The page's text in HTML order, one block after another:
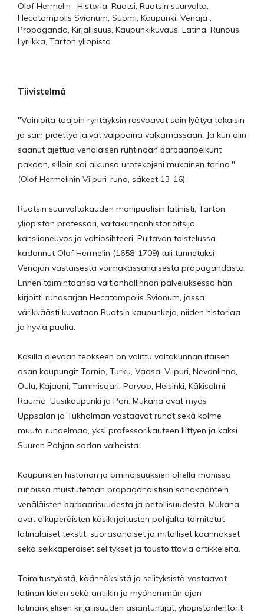
Olof Hermelin , Historia, Ruotsi, Ruotsin suurvalta,
Hecatompolis Svionum, Suomi, Kaupunki, Venäjä ,
Propaganda, Kirjallisuus, Kaupunkikuvaus, Latina, Runous,
Lyriikka, Tarton yliopisto
Tiivistelmä
"Vainioita taajoin ryntäyksin rosvoavat sain lyötyä takaisin
ja sain pidettyä laivat valppaina valkamassaan. Ja kun olin
saanut ajettua venäläisen ruhtinaan barbaaripelkurit
pakoon, silloin sai alkunsa urotekojeni mukainen tarina."
(Olof Hermelinin Viipuri-runo, säkeet 13-16)
Ruotsin suurvaltakauden monipuolisin latinisti, Tarton
yliopiston professori, valtakunnanhistorioitsija,
kanslianeuvos ja valtiosihteeri, Pultavan taistelussa
kadonnut Olof Hermelin (1658-1709) tuli tunnetuksi
Venäjän vastaisesta voimakassanaisesta propagandasta.
Ennen toimintaansa valtionhallinnon palveluksessa hän
kirjoitti runosarjan Hecatompolis Svionum, jossa
värikkäästi kuvataan Ruotsin kaupunkeja, niiden historiaa
ja hyviä puolia.
Käsillä olevaan teokseen on valittu valtakunnan itäisen
osan kaupungit Tornio, Turku, Vaasa, Viipuri, Nevanlinna,
Oulu, Kajaani, Tammisaari, Porvoo, Helsinki, Käkisalmi,
Rauma, Uusikaupunki ja Pori. Mukana ovat myös
Uppsalan ja Tukholman vastaavat runot sekä kolme
muuta runoelmaa, yksi professorikauteen liittyen ja kaksi
Suuren Pohjan sodan vaiheista.
Kaupunkien historian ja ominaisuuksien ohella monissa
runoissa muistutetaan propagandistisin sanakääntein
venäläisten barbaarisuudesta ja petollisuudesta. Mukana
ovat alkuperäisten käsikirjoitusten pohjalta toimitetut
latinalaiset tekstit, suorasanaiset ja mitalliset käännökset
sekä seikkaperäiset selitykset ja taustoittavia artikkeleita.
Toimitustyöstä, käännöksistä ja selityksistä vastaavat
latinan kielen sekä antiikin ja myöhemmän ajan
latinankielisen kirjallisuuden asiantuntijat, yliopistonlehtorit